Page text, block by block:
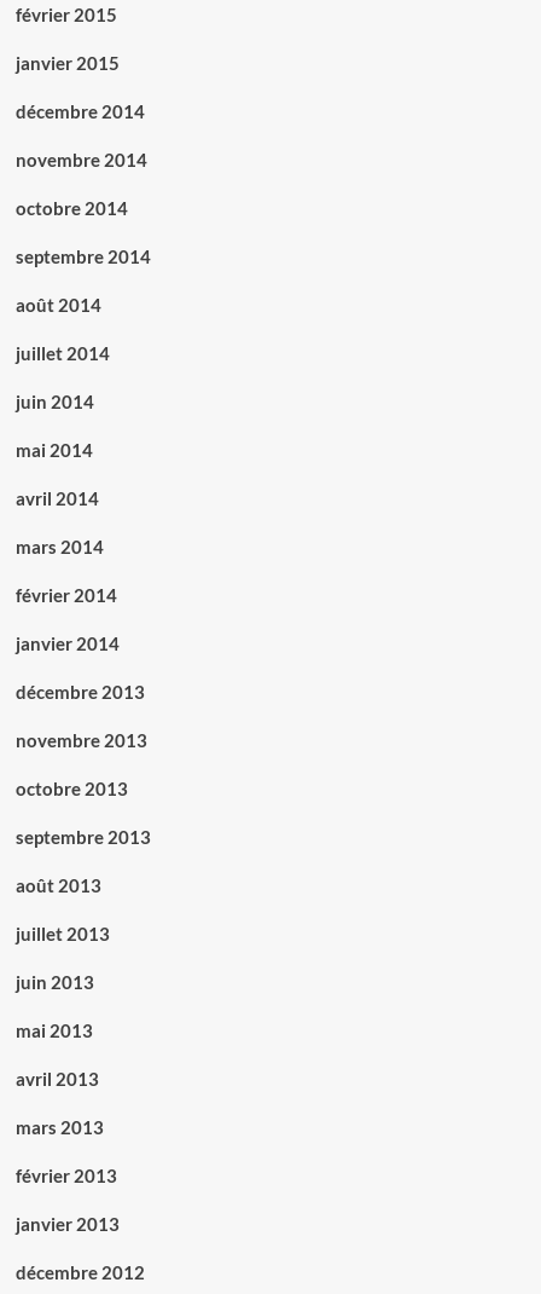
février 2015
janvier 2015
décembre 2014
novembre 2014
octobre 2014
septembre 2014
août 2014
juillet 2014
juin 2014
mai 2014
avril 2014
mars 2014
février 2014
janvier 2014
décembre 2013
novembre 2013
octobre 2013
septembre 2013
août 2013
juillet 2013
juin 2013
mai 2013
avril 2013
mars 2013
février 2013
janvier 2013
décembre 2012